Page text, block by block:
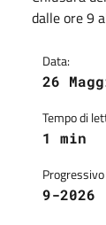
dalle ore 9
Data:
26
Tempo di
1 min
9-2026